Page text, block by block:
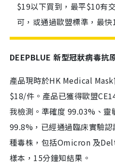
$19以下買到，最平$10有
可，或通過歐盟標準，最快
DEEPBLUE 新型冠狀病毒抗
產品現時於HK Medical
$18/件。產品已獲得歐盟
我檢測。準確度 99.03%、靈
99.8%，已經通過臨床實驗
種毒株，包括Omicron 及
樣本，15分鐘知結果。